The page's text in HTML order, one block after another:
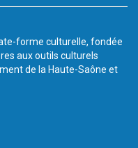
forme culturelle, fondée
aux outils culturels
de la Haute-Saône et